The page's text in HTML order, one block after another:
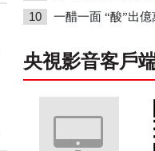
10 一醋一面 “酸”出億
央視影音客戶